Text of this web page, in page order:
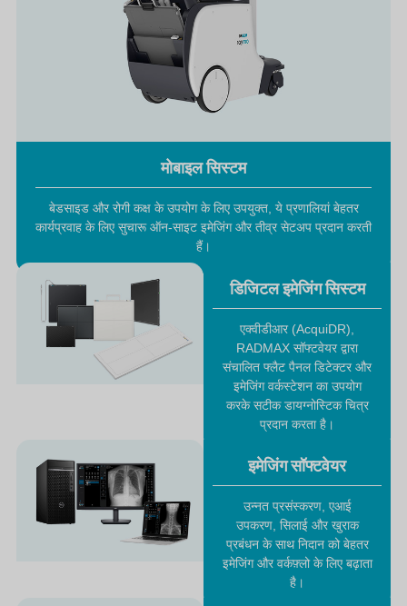
मोबाइल सिस्टम
बेडसाइड और रोगी कक्ष के उपयोग के लिए उपयुक्त, ये प्रणालियां बेहतर
कार्यप्रवाह के लिए सुचारू ऑन-साइट इमेजिंग और तीव्र सेटअप प्रदान करती
हैं।
डिजिटल इमेजिंग सिस्टम
एक्वीडीआर (AcquiDR),
RADMAX सॉफ्टवेयर द्वारा
संचालित फ्लैट पैनल डिटेक्टर और
इमेजिंग वर्कस्टेशन का उपयोग
करके सटीक डायग्नोस्टिक चित्र
प्रदान करता है।
इमेजिंग सॉफ्टवेयर
उन्नत प्रसंस्करण, एआई
उपकरण, सिलाई और खुराक
प्रबंधन के साथ निदान को बेहतर
इमेजिंग और वर्कफ़्लो के लिए बढ़ाता
है।